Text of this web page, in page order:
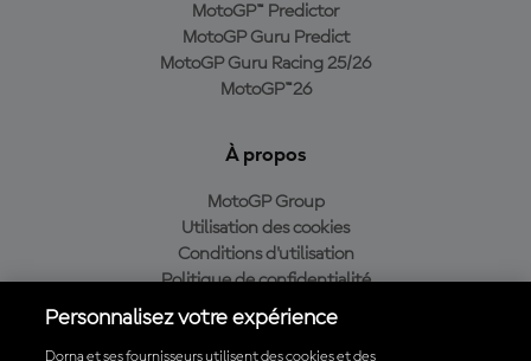
MotoGP™ Predictor
MotoGP Guru Predict
MotoGP Guru Racing 25/26
MotoGP™26
À propos
MotoGP Group
Utilisation des cookies
Conditions d'utilisation
Politique de confidentialité
Politique d’achat
Personnalisez votre expérience
Dorna et ses fournisseurs utilisent des cookies et des